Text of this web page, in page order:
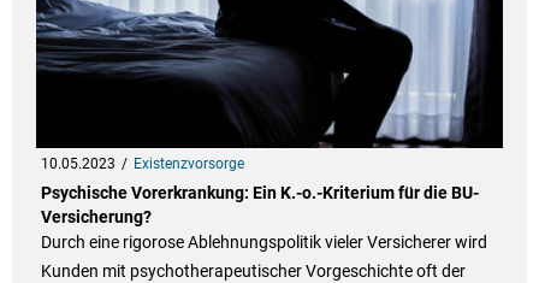
10.05.2023 Existenzvorsorge
Psychische Vorerkrankung: Ein K.-o.-Kriterium für die BU-
Versicherung?
Durch eine rigorose Ablehnungspolitik vieler Versicherer wird
Kunden mit psychotherapeutischer Vorgeschichte oft der